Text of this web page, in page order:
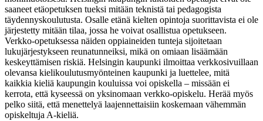
saaneet etäopetuksen tueksi mitään teknistä tai pedagogista
täydennyskoulutusta. Osalle etänä kielten opintoja suorittavista ei ole
järjestetty mitään tilaa, jossa he voivat osallistua opetukseen.
Verkko-opetuksessa näiden oppiaineiden tunteja sijoitetaan
lukujärjestykseen reunatunneiksi, mikä on omiaan lisäämään
keskeyttämisen riskiä. Helsingin kaupunki ilmoittaa verkkosivuillaan
olevansa kielikoulutusmyönteinen kaupunki ja luettelee, mitä
kaikkia kieliä kaupungin kouluissa voi opiskella – missään ei
kerrota, että kyseessä on yksinomaan verkko-opiskelu. Herää myös
pelko siitä, että menettelyä laajennettaisiin koskemaan vähemmän
opiskeltuja A-kieliä.